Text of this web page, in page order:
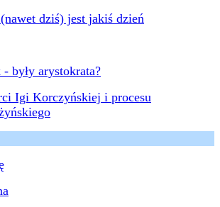
dziś) jest jakiś dzień
były arystokrata?
Igi Korczyńskiej i procesu